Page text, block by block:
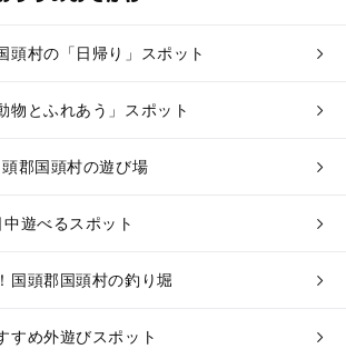
頭村の「日帰り」スポット
物とふれあう」スポット
郡国頭村の遊び場
遊べるスポット
国頭郡国頭村の釣り堀
すめ外遊びスポット